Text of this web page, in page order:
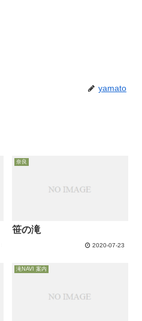
yamato
奈良
笹の滝
2020-07-23
滝NAVI 案内